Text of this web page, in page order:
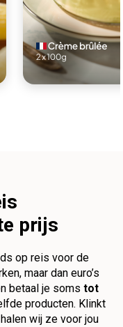
prijs
op reis voor de
maar dan euro’s
betaal je soms tot
producten. Klinkt
wij ze voor jou